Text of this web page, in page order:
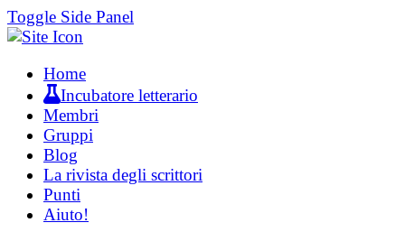
Toggle Side Panel
Home
Incubatore letterario
Membri
Gruppi
Blog
La rivista degli scrittori
Punti
Aiuto!